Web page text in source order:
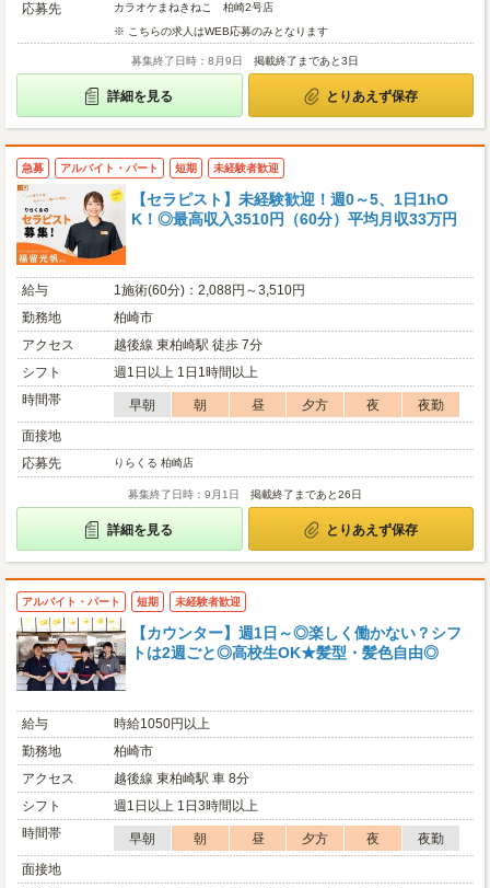
応募先
カラオケまねきねこ 柏崎2号店
※ こちらの求人はWEB応募のみとなります
募集終了日時：8月9日 掲載終了まであと3日
詳細を見る とりあえず保存
急募 アルバイト・パート 短期 未経験者歓迎
【セラピスト】未経験歓迎！週0～5、1日1hO
K！◎最高収入3510円（60分）平均月収33万円
給与
1施術(60分)：2,088円～3,510円
勤務地
柏崎市
アクセス
越後線 東柏崎駅 徒歩 7分
シフト
週1日以上 1日1時間以上
時間帯
早朝 朝 昼 夕方 夜
夜勤
面接地
応募先
りらくる 柏崎店
募集終了日時：9月1日 掲載終了まであと26日
詳細を見る とりあえず保存
アルバイト・パート 短期 未経験者歓迎
【カウンター】週1日～◎楽しく働かない？シフ
トは2週ごと◎高校生OK★髪型・髪色自由◎
給与
時給1050円以上
勤務地
柏崎市
アクセス
越後線 東柏崎駅 車 8分
シフト
週1日以上 1日3時間以上
時間帯
早朝 朝 昼 夕方 夜
夜勤
面接地